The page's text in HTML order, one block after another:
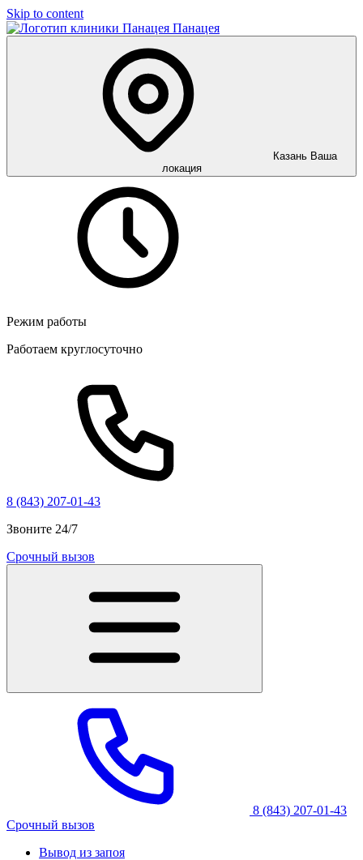
Skip to content
Панацея
Казань Ваша
локация
Режим работы
Работаем круглосуточно
8 (843) 207-01-43
Звоните 24/7
Срочный вызов
8 (843) 207-01-43
Срочный вызов
Вывод из запоя